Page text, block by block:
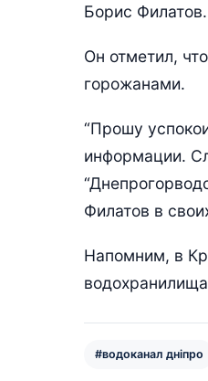
Борис Филатов.
Он отметил,
горожанами.
“Прошу
информации.
Филатов в
Напомним, в
#водоканал дніпро